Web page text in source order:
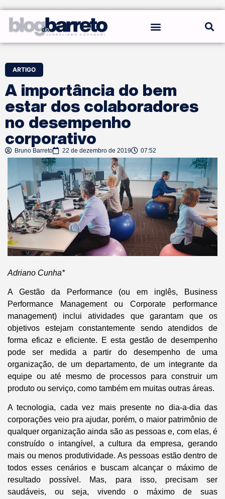
ARTIGO
A importância do bem
estar dos colaboradores
no desempenho
corporativo
Bruno Barreto 22 de dezembro de 2019 07:52
Adriano Cunha*
A Gestão da Performance (ou em inglês, Business
Performance Management ou Corporate performance
management) inclui atividades que garantam que os
objetivos estejam constantemente sendo atendidos de
forma eficaz e eficiente. E esta gestão de desempenho
pode ser medida a partir do desempenho de uma
organização, de um departamento, de um integrante da
equipe ou até mesmo de processos para construir um
produto ou serviço, como também em muitas outras áreas.
A tecnologia, cada vez mais presente no dia-a-dia das
corporações veio pra ajudar, porém, o maior patrimônio de
qualquer organização ainda são as pessoas e, com elas, é
construído o intangível, a cultura da empresa, gerando
mais ou menos produtividade. As pessoas estão dentro de
todos esses cenários e buscam alcançar o máximo de
resultado possível. Mas, para isso, precisam ser
saudáveis, ou seja, vivendo o máximo de suas